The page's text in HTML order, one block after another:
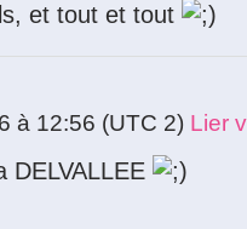
et tout et tout
à 12:56 (UTC 2) Lier
DELVALLEE